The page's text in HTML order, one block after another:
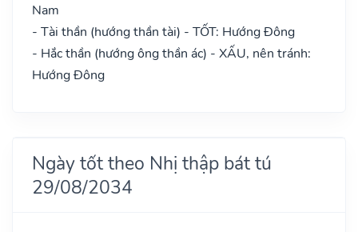
Nam
- Tài thần (hướng thần tài) - TỐT: Hướng Đông
- Hắc thần (hướng ông thần ác) - XẤU, nên tránh:
Hướng Đông
Ngày tốt theo Nhị thập bát tú
29/08/2034